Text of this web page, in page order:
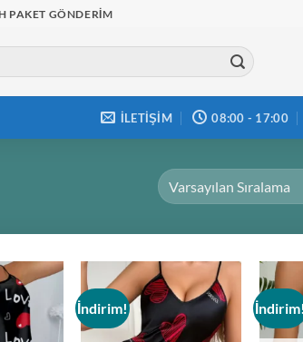
PAKET GÖNDERIM
İLETIŞIM 08:00 - 17:00
Add to
wishlist
İndirim!
Add to
wishlist